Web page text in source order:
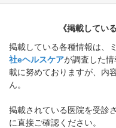
《掲載してい
掲載している各種情報は、
社eヘルスケアが調査した
載に努めておりますが、内
ん。
掲載されている医院を受診
に直接ご確認ください。